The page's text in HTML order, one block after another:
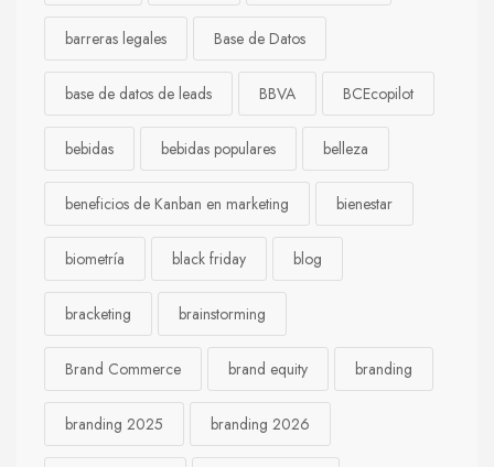
barreras legales Base de Datos
base de datos de leads BBVA BCEcopilot
bebidas bebidas populares belleza
beneficios de Kanban en marketing bienestar
biometría black friday blog
bracketing brainstorming
Brand Commerce brand equity branding
branding 2025 branding 2026